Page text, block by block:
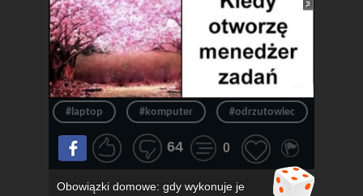
#laptop #komputer #odrzutowiec
64 0
Obowiązki domowe: gdy wykonuje je